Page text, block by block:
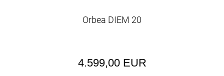
Orbea DIEM 20
4.599,00 EUR